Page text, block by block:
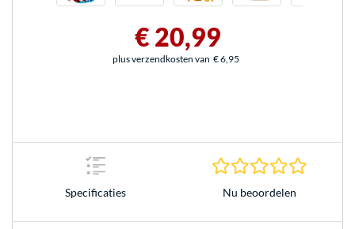
€ 20,99
plus verzendkosten van € 6,95
Specificaties Nu beoordelen